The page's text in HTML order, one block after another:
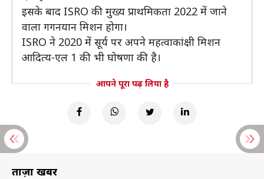
इसके बाद ISRO की मुख्य प्राथमिकता 2022 में जाने
वाला गगनयान मिशन होगा।
ISRO ने 2020 में सूर्य पर अपने महत्वाकांक्षी मिशन
आदित्य-एल 1 की भी घोषणा की है।
आपने पूरा पढ़ लिया है
ताज़ा खबरें